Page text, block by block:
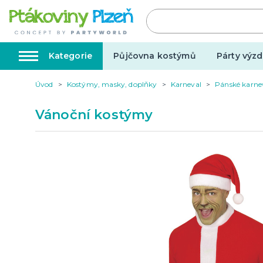
Kategorie Půjčovna kostýmů Párty
Svatba
Svatby
Úvod Kostýmy, masky, doplňky Karneval Pánské
Vánoční kostýmy